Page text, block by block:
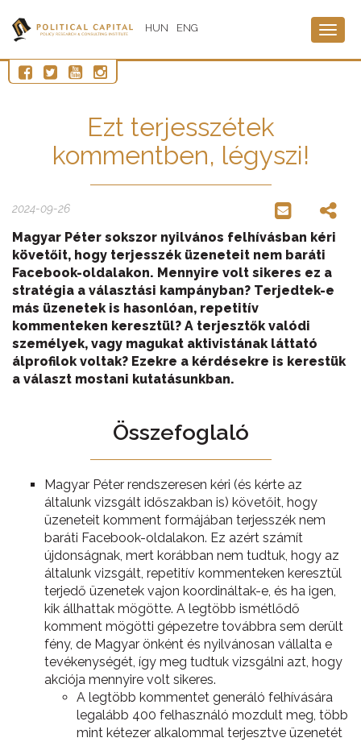
HUN ENG
Ezt terjesszétek
kommentben, légyszi!
2024-09-26
Magyar Péter sokszor nyilvános felhívásban kéri
követőit, hogy terjesszék üzeneteit nem baráti
Facebook-oldalakon. Mennyire volt sikeres ez a
stratégia a választási kampányban? Terjedtek-e
más üzenetek is hasonlóan, repetitív
kommenteken keresztül? A terjesztők valódi
személyek, vagy magukat aktivistának láttató
álprofilok voltak? Ezekre a kérdésekre is kerestük
a választ mostani kutatásunkban.
Összefoglaló
Magyar Péter rendszeresen kéri (és kérte az
általunk vizsgált időszakban is) követőit, hogy
üzeneteit komment formájában terjesszék nem
baráti Facebook-oldalakon. Ez azért számít
újdonságnak, mert korábban nem tudtuk, hogy az
általunk vizsgált, repetitív kommenteken keresztül
terjedő üzenetek vajon koordináltak-e, és ha igen,
kik állhattak mögötte. A legtöbb ismétlődő
komment mögötti gépezetre továbbra sem derült
fény, de Magyar önként és nyilvánosan vállalta e
tevékenységét, így meg tudtuk vizsgálni azt, hogy
akciója mennyire volt sikeres.
A legtöbb kommentet generáló felhívására
legalább 400 felhasználó mozdult meg, több
mint kétezer alkalommal terjesztve üzenetét